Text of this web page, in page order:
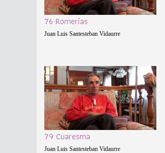
76 Romerías
Juan Luis Santesteban Vidaurre
79 Cuaresma
Juan Luis Santesteban Vidaurre